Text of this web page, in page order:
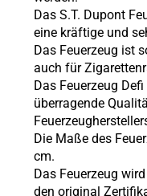
Das S.T. Dupont
eine kräftige und
Das Feuerzeug ist
auch für
Das Feuerzeug
überragende
Die Maße des
cm.
Das Feuerzeug
den original